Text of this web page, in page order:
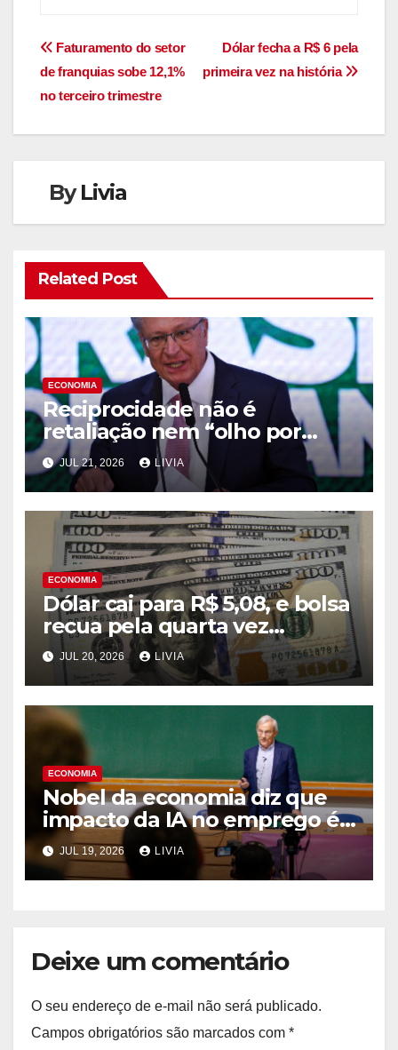
Navegação
de
Post
Dólar fecha a R$ 6 pela
primeira vez na história
Faturamento do setor
de franquias sobe 12,1%
no terceiro trimestre
ByLivia
Related Post
ECONOMIA
Reciprocidade não é
retaliação nem “olho por
olho”, diz Alckmin
JUL 21, 2026 LIVIA
ECONOMIA
Dólar cai para R$ 5,08, e bolsa
recua pela quarta vez
consecutiva
JUL 20, 2026 LIVIA
ECONOMIA
Nobel da economia diz que
impacto da IA no emprego é
superestimado
JUL 19, 2026 LIVIA
Deixe um comentário
O seu endereço de e-mail não será publicado.
Campos obrigatórios são marcados com *